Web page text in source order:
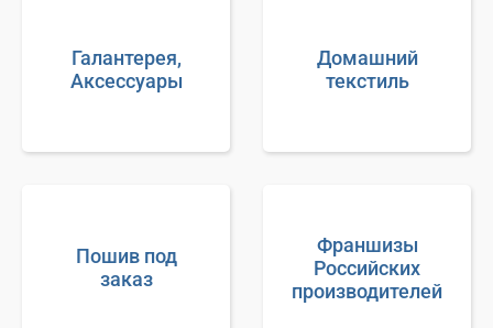
Галантерея,
Аксессуары
Домашний
текстиль
Пошив под
заказ
Франшизы
Российских
производителей